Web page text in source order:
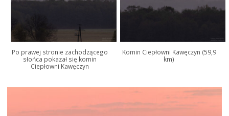
Po prawej stronie zachodzącego
słońca pokazał się komin
Ciepłowni Kawęczyn
Komin Ciepłowni Kawęczyn (59,9
km)